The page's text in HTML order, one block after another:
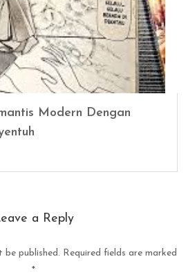
Modern Dengan
a Reply
be published. Required fields are marked
*